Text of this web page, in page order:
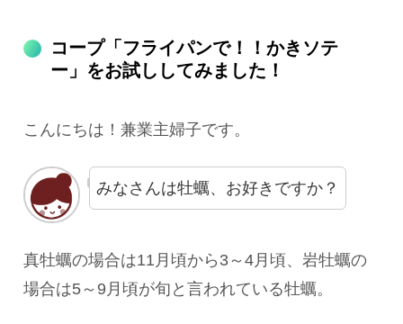
コープ「フライパンで！！かきソテ
ー」をお試ししてみました！
こんにちは！兼業主婦子です。
みなさんは牡蠣、お好きですか？
真牡蠣の場合は11月頃から3～4月頃、岩牡蠣の
場合は5～9月頃が旬と言われている牡蠣。